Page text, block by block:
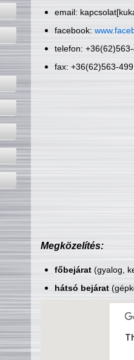
email:
facebook:
telefon:
fax: +36(62)563-499
Megközelítés:
főbejárat(gyalog,
hátsó bejárat